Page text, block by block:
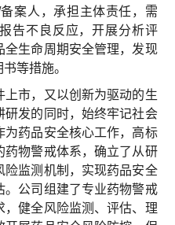
案人‌，承担主体责任，需
告不良反应，开展分析评
生命周期安全管理，发现
等措施。
市，又以创新为驱动的生
发的同时，始终牢记社会
为药品安全核心工作，高标
药物警戒体系，确立了从研
险监测机制，实现药品安全
公司组建了专业药物警戒
，健全风险监测、评估、理